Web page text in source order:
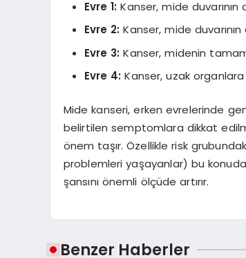
Evre 1: Kanser, mide
Evre 2: Kanser, mide
Evre 3: Kanser, midenin
Evre 4: Kanser, uzak organlara
Mide kanseri, erken evrelerinde
belirtilen semptomlara dikkat
önem taşır. Özellikle risk
problemleri yaşayanlar) bu
şansını önemli ölçüde artırır.
Benzer Haberler